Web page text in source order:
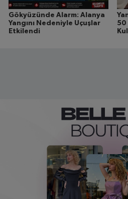
Gökyüzünde Alarm: Alanya
Yangını Nedeniyle Uçuşlar
Etkilendi
50